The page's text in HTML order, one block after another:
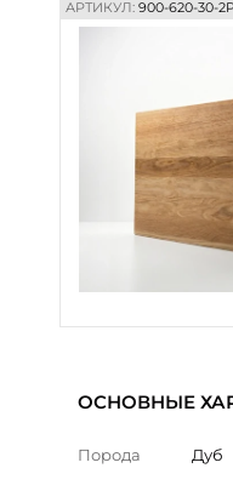
АРТИКУЛ:900-620-30-
ОСНОВНЫЕ
Порода Дуб